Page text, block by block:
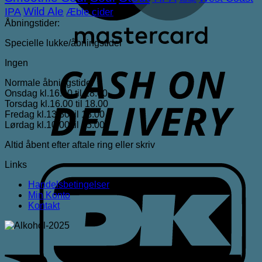
IPAWild Ale Æble cider
Åbningstider:
Specielle lukke/åbningstider
Ingen
Normale åbningstider
Onsdag kl.16.00 til 18.00
Torsdag kl.16.00 til 18.00
Fredag kl.13.30 til 18.00
Lørdag kl.10.00 til 15.00
Altid åbent efter aftale ring eller skriv
Links
Handelsbetingelser
Min Konto
Kontakt